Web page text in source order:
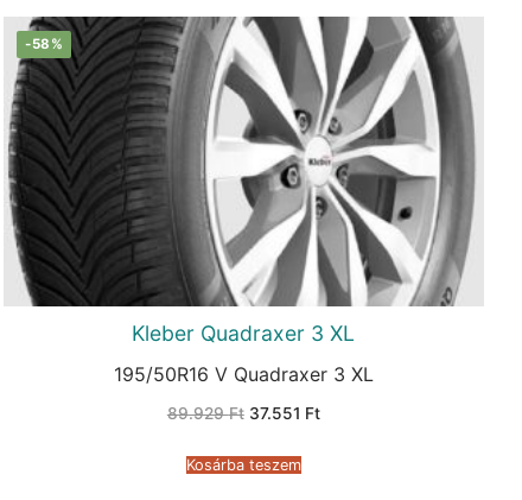
-58%
Kleber Quadraxer 3 XL
195/50R16 V Quadraxer 3 XL
89.929Ft Original
89.929 Ft.
37.551 FtCurrent
Kosárba teszem